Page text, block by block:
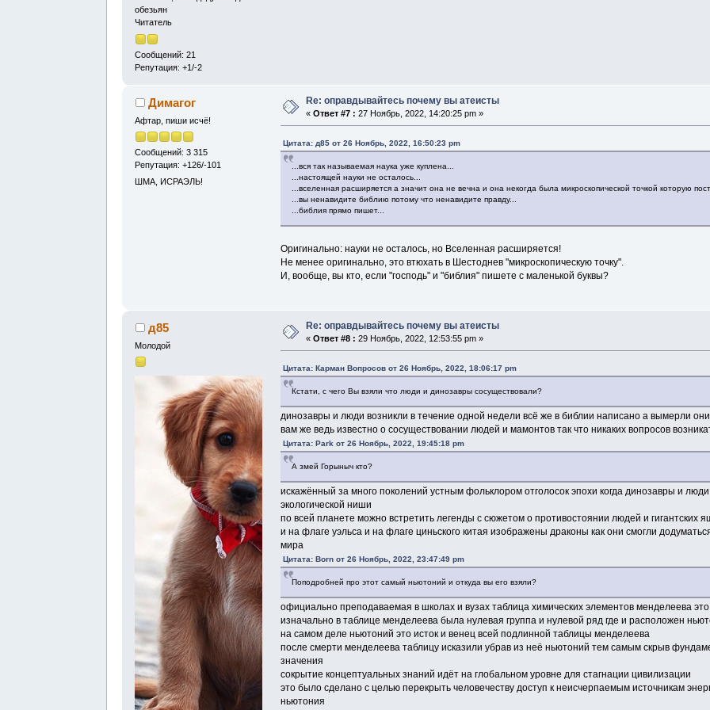
обезьян
Читатель
Сообщений: 21
Репутация: +1/-2
Димагог
Афтар, пиши исчё!
Сообщений: 3 315
Репутация: +126/-101
ШМА, ИСРАЭЛЬ!
Re: оправдывайтесь почему вы атеисты
«Ответ #7 : 27 Ноябрь, 2022, 14:20:25 pm »
Цитата: д85 от 26 Ноябрь, 2022, 16:50:23 pm
...вся так называемая наука уже куплена...
...настоящей науки не осталось...
...вселенная расширяется а значит она не вечна и она некогда была микроскопической точкой которую
...вы ненавидите библию потому что ненавидите правду...
...библия прямо пишет...
Оригинально: науки не осталось, но Вселенная расширяется!
Не менее оригинально, это втюхать в Шестоднев "микроскопическую точку".
И, вообще, вы кто, если "господь" и "библия" пишете с маленькой буквы?
д85
Молодой
Re: оправдывайтесь почему вы атеисты
«Ответ #8 : 29 Ноябрь, 2022, 12:53:55 pm »
Цитата: Карман Вопросов от 26 Ноябрь, 2022, 18:06:17 pm
Кстати, с чего Вы взяли что люди и динозавры сосуществовали?
динозавры и люди возникли в течение одной недели всё же в библии написано а вымерли
вам же ведь известно о сосуществовании людей и мамонтов так что никаких вопросов
Цитата: Park от 26 Ноябрь, 2022, 19:45:18 pm
А змей Горыныч кто?
искажённый за много поколений устным фольклором отголосок эпохи когда динозавры и
экологической ниши
по всей планете можно встретить легенды с сюжетом о противостоянии людей и гигантских
и на флаге уэльса и на флаге циньского китая изображены драконы как они смогли
мира
Цитата: Born от 26 Ноябрь, 2022, 23:47:49 pm
Поподробней про этот самый ньютоний и откуда вы его взяли?
официально преподаваемая в школах и вузах таблица химических элементов менделеева
изначально в таблице менделеева была нулевая группа и нулевой ряд где и расположен
на самом деле ньютоний это исток и венец всей подлинной таблицы менделеева
после смерти менделеева таблицу исказили убрав из неё ньютоний тем самым скрыв
значения
сокрытие концептуальных знаний идёт на глобальном уровне для стагнации цивилизации
это было сделано с целью перекрыть человечеству доступ к неисчерпаемым источникам
ньютония